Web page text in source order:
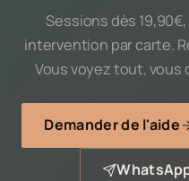
Sessions dès
intervention par carte.
Vous voyez tout, vous
Demander de l'aide